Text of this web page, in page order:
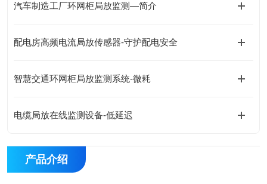
汽车制造工厂环网柜局放监测—简介
配电房高频电流局放传感器-守护配电安全
智慧交通环网柜局放监测系统-微耗
电缆局放在线监测设备-低延迟
产品介绍